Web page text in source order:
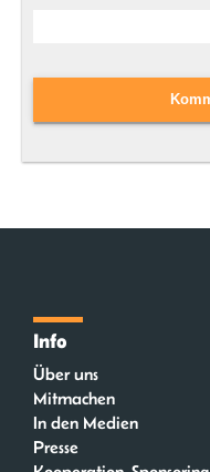
Info
Über uns
Mitmachen
In den Medien
Presse